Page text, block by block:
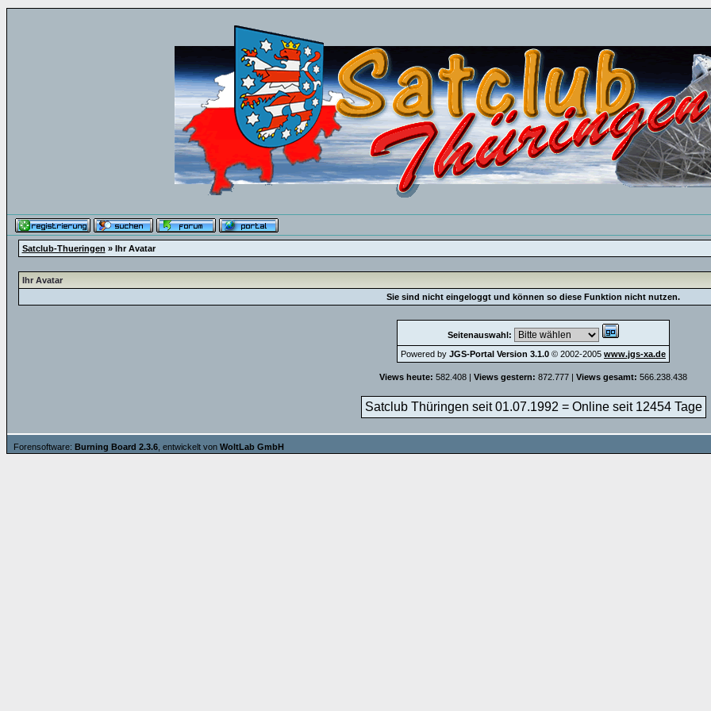
Satclub-Thueringen » Ihr Avatar
Ihr Avatar
Sie sind nicht eingeloggt und können so diese Funktion nicht nutzen.
Seitenauswahl:
Powered by JGS-Portal Version 3.1.0 © 2002-2005 www.jgs-xa.de
Views heute: 582.408 | Views gestern: 872.777 | Views gesamt: 566.238.438
Satclub Thüringen seit 01.07.1992 = Online seit 12454 Tage
Forensoftware: Burning Board 2.3.6 , entwickelt von WoltLab GmbH